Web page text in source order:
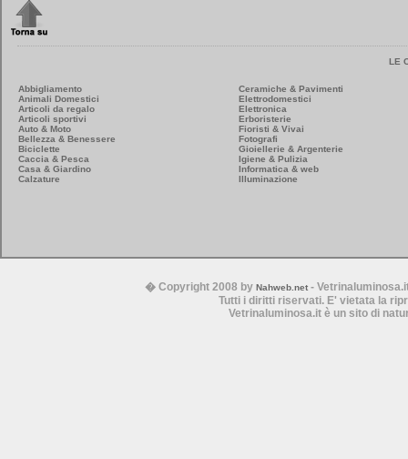
LE
Abbigliamento
Animali Domestici
Articoli da regalo
Articoli sportivi
Auto & Moto
Bellezza & Benessere
Biciclette
Caccia & Pesca
Casa & Giardino
Calzature
Ceramiche & Pavimenti
Elettrodomestici
Elettronica
Erboristerie
Fioristi & Vivai
Fotografi
Gioiellerie & Argenterie
Igiene & Pulizia
Informatica & web
Illuminazione
� Copyright 2008 by Nahweb.net-
Tutti i diritti riservati. E' vietata la
Vetrinaluminosa.it è un sito di